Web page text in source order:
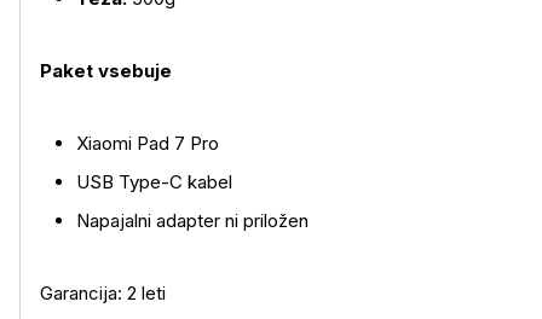
Paket vsebuje
Xiaomi Pad 7 Pro
USB Type-C kabel
Napajalni adapter ni priložen
Garancija: 2 leti